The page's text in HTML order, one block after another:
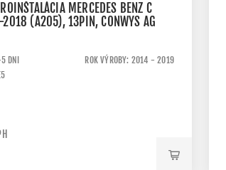
MERCEDES BENZ C
(A205), 13PIN, CONWYS AG
DNI
ROK VÝROBY: 2014 - 2019